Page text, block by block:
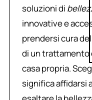
soluzioni di
innovative e
prendersi cura
di un trattamento
casa propria.
significa affidarsi